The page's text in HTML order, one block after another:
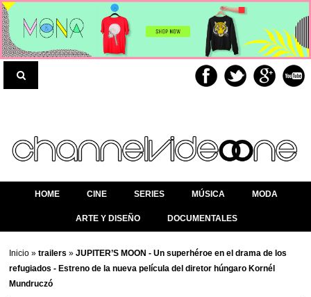
HOME CINE SERIES MÚSICA MODA
ARTE Y DISEÑO DOCUMENTALES
Inicio»trailers»JUPITER’S MOON - Un superhéroe en el drama de los
refugiados - Estreno de la nueva película del diretor húngaro Kornél
Mundruczó